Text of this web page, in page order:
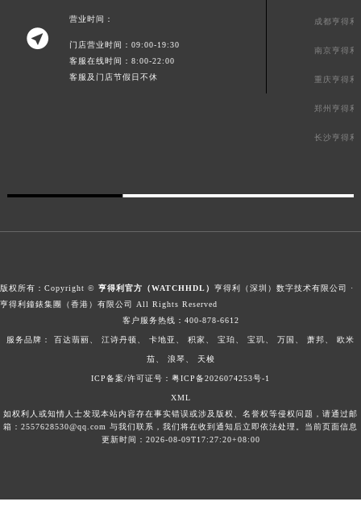

营业时间：
门店营业时间：09:00-19:30
客服在线时间：8:00-22:00
客服及门店节假日不休
成都亨得利
南京亨得利
重庆亨得利
郑州亨得利
长沙亨得利
版权所有：Copyright © 亨得利官方（WATCHHDL） 亨得利（深圳）数字技术有限公司 ·
亨得利鐘錶集團（香港）有限公司 All Rights Reserved
客户服务热线： 400-878-6612
服务品牌： 百达翡丽、 江诗丹顿、 卡地亚、 积家、 宝珀、 宝玑、 万国、 萧邦、 欧米
茄、 浪琴、 天梭
ICP备案/许可证号：粤ICP备2026074253号-1
XML
如权利人或知情人士发现本站内容存在事实错误或涉及版权、名誉权等侵权问题，请通过邮
箱：2557628530@qq.com 与我们联系，我们将在收到通知后立即依法处理。当前页面信息
更新时间：2026-08-09T17:27:20+08:00